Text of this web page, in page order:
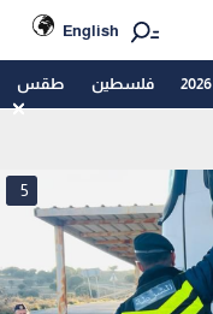
English
فلسطين طقس
5